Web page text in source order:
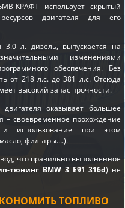
КРАФТ использует скрытый
двигателя для его
л. дизель, выпускается на
изменениями
обеспечения. Без
от 218 л.с. до 381 л.с. Отсюда
высокий запас прочности.
оказывает большее
– своевременное прохождение
и использование при этом
фильтры….).
что правильно выполненное
тюнинг BMW 3 E91 316d) не
ТОПЛИВО